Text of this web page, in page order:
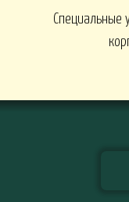
Специальные